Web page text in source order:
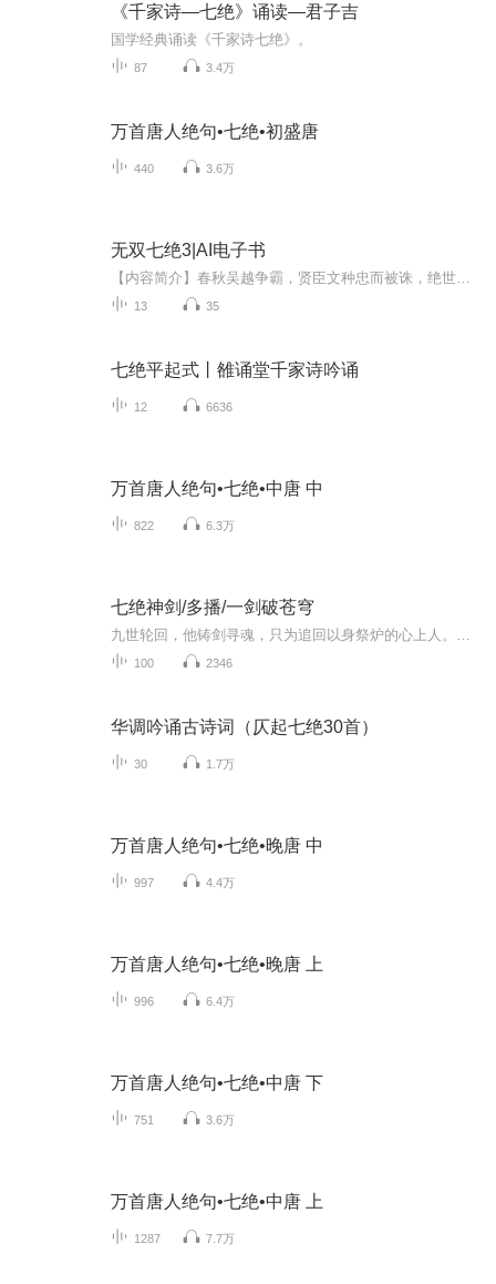
《千家诗—七绝》诵读—君子吉
国学经典诵读《千家诗七绝》。
87 3.4万
万首唐人绝句•七绝•初盛唐
440 3.6万
无双七绝3|AI电子书
13 35
七绝平起式丨雒诵堂千家诗吟诵
12 6636
万首唐人绝句•七绝•中唐 中
822 6.3万
七绝神剑/多播/一剑破苍穹
100 2346
华调吟诵古诗词（仄起七绝30首）
30 1.7万
万首唐人绝句•七绝•晚唐 中
997 4.4万
万首唐人绝句•七绝•晚唐 上
996 6.4万
万首唐人绝句•七绝•中唐 下
751 3.6万
万首唐人绝句•七绝•中唐 上
1287 7.7万